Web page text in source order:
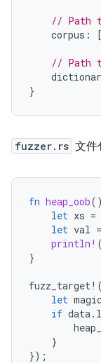
// Path
corpus : [
// Path
}
fuzzer.rs 文件
fn heap_oob()
let xs =
let val =
println! (
}
fuzz_target! (
let
if data.
}
});